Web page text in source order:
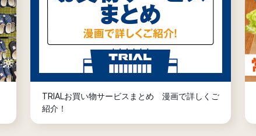
TRIALお買い物サービスまとめ 漫画で詳しくご
紹介！